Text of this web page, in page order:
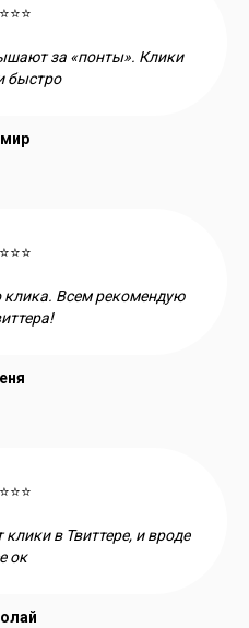
за «понты». Клики
быстро
клика. Всем рекомендую
в Твиттере, и вроде
ок